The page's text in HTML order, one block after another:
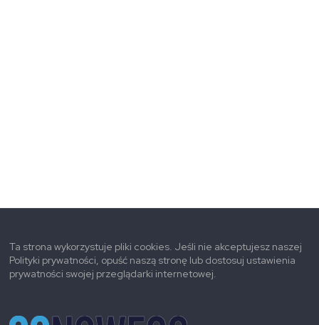
Ta strona wykorzystuje pliki cookies. Jeśli nie akceptujesz naszej
Polityki prywatności, opuść naszą stronę lub dostosuj ustawienia
prywatności swojej przeglądarki internetowej.